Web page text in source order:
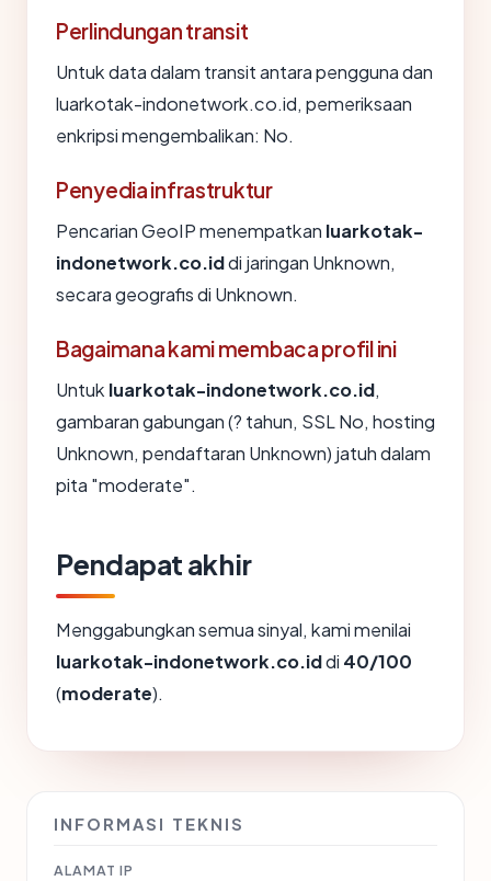
Perlindungan transit
Untuk data dalam transit antara pengguna dan
luarkotak-indonetwork.co.id, pemeriksaan
enkripsi mengembalikan: No.
Penyedia infrastruktur
Pencarian GeoIP menempatkan luarkotak-
indonetwork.co.iddi jaringan Unknown,
secara geografis di Unknown.
Bagaimana kami membaca profil ini
Untuk luarkotak-indonetwork.co.id,
gambaran gabungan (? tahun, SSL No, hosting
Unknown, pendaftaran Unknown) jatuh dalam
pita "moderate".
Pendapat akhir
Menggabungkan semua sinyal, kami menilai
luarkotak-indonetwork.co.iddi 40/100
(moderate).
INFORMASI TEKNIS
ALAMAT IP